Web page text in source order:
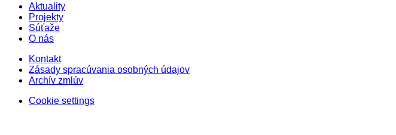
Aktuality
Projekty
Súťaže
O nás
Kontakt
Zásady spracúvania osobných údajov
Archív zmlúv
Cookie settings